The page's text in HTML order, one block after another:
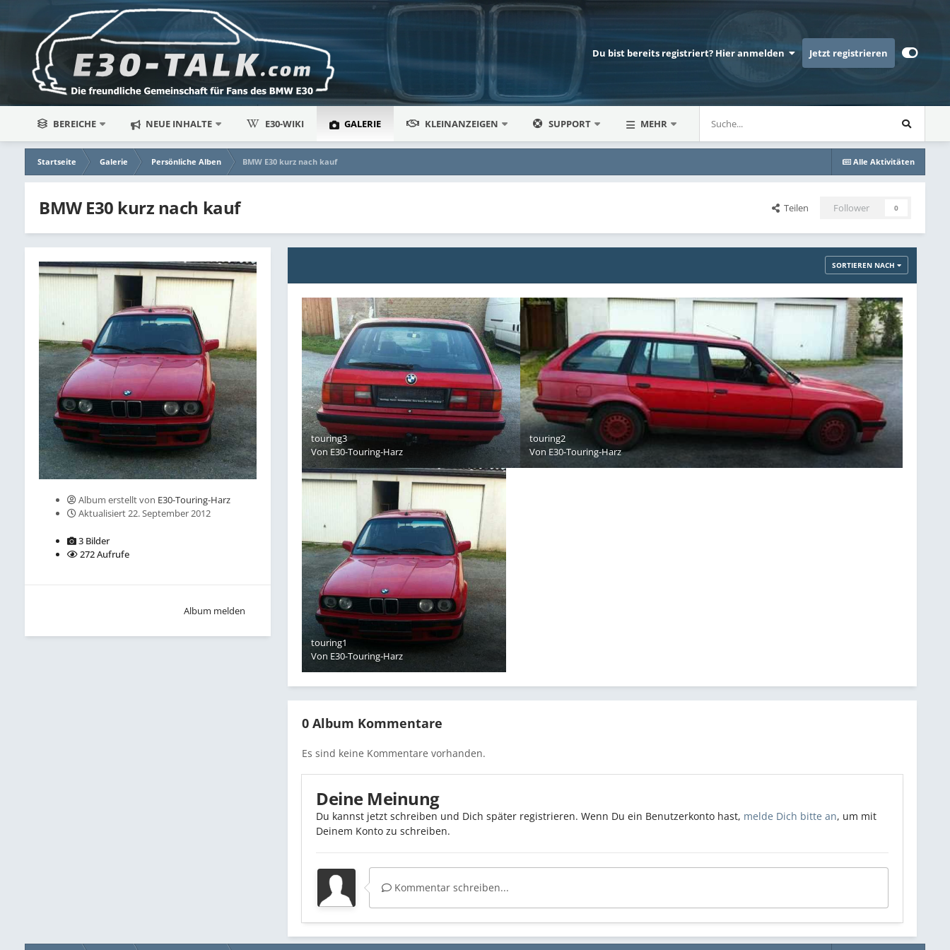
Du bist bereits registriert? Hier anmelden Jetzt registrieren
BEREICHE NEUE INHALTE E30-WIKI GALERIE KLEINANZEIGEN SUPPORT MEHR
Alle Aktivitäten
Startseite Galerie Persönliche Alben BMW E30 kurz nach kauf
BMW E30 kurz nach kauf Teilen Follower 0
Album erstellt von E30-Touring-Harz
Aktualisiert 22. September 2012
3 Bilder
272 Aufrufe
Album melden
SORTIEREN NACH
touring3
Von E30-Touring-Harz
touring2
Von E30-Touring-Harz
touring1
Von E30-Touring-Harz
0 Album Kommentare
Es sind keine Kommentare vorhanden.
Deine Meinung
Du kannst jetzt schreiben und Dich später registrieren. Wenn Du ein Benutzerkonto hast, melde Dich bitte an, um mit
Deinem Konto zu schreiben.
Kommentar schreiben...